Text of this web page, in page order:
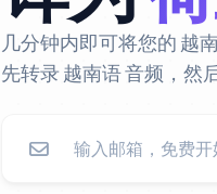
几分钟内即可将您的 越
先转录 越南语 音频，然